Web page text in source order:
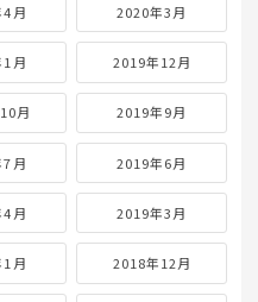
月 2020年3月
月 2019年12月
月 2019年9月
月 2019年6月
月 2019年3月
月 2018年12月